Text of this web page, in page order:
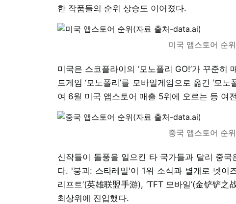
한 작품들의 순위 상승도 이어졌다.
미국 앱스토어 순
미국은 스코플라이의 ‘모노폴리 GO!’가 꾸준
드게임 ‘모노폴리’를 모바일게임으로 옮긴 ‘모
여 6월 미국 앱스토어 매출 5위에 오르는 등 여
중국 앱스토어 순
신작들이 돌풍을 일으킨 타 국가들과 달리 중
다. '붕괴: 스타레일'이 1위 소식과 별개로 넷이
리프트’(英雄联盟手游), ‘TFT 모바일’(金铲铲
최상위에 진입했다.